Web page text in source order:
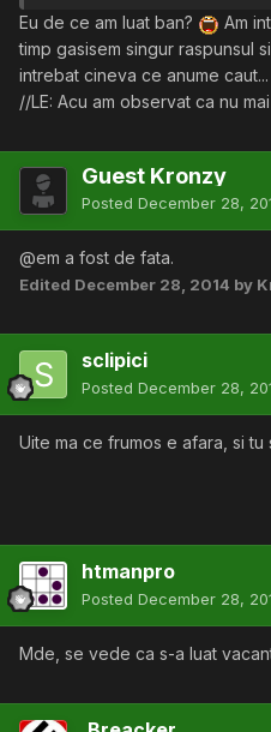
Eu de ce am luat ban?
Am
timp gasisem singur raspunsul
intrebat cineva ce anume caut...
//LE: Acu am observat ca nu mai
Guest Kronzy
Posted December 28,
@em a fost de fata.
Edited December 28, 2014 by
sclipici
Posted December 28,
Uite ma ce frumos e afara, si tu
htmanpro
Posted December 28,
Mde, se vede ca s-a luat